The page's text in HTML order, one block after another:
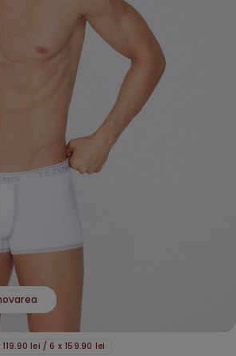
119.90 lei / 6 x 159.90 lei